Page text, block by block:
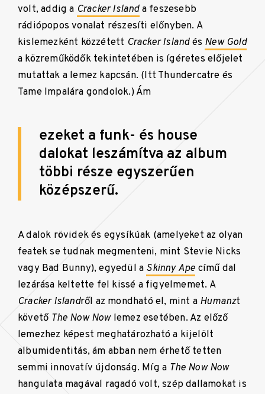
volt, addig a Cracker Islanda feszesebb
rádiópopos vonalat részesíti előnyben. A
kislemezként közzétett Cracker Islandés New Gold
a közreműködők tekintetében is ígéretes előjelet
mutattak a lemez kapcsán. (Itt Thundercatre és
Tame Impalára gondolok.) Ám
ezeket a funk- és house
dalokat leszámítva az album
többi része egyszerűen
középszerű.
A dalok rövidek és egysíkúak (amelyeket az olyan
featek se tudnak megmenteni, mint Stevie Nicks
vagy Bad Bunny), egyedül a Skinny Ape című dal
lezárása keltette fel kissé a figyelmemet. A
Cracker Islandről az mondható el, mint a Humanzt
követő The Now Nowlemez esetében. Az előző
lemezhez képest meghatározható a kijelölt
albumidentitás, ám abban nem érhető tetten
semmi innovatív újdonság. Míg a The Now Now
hangulata magával ragadó volt, szép dallamokat is